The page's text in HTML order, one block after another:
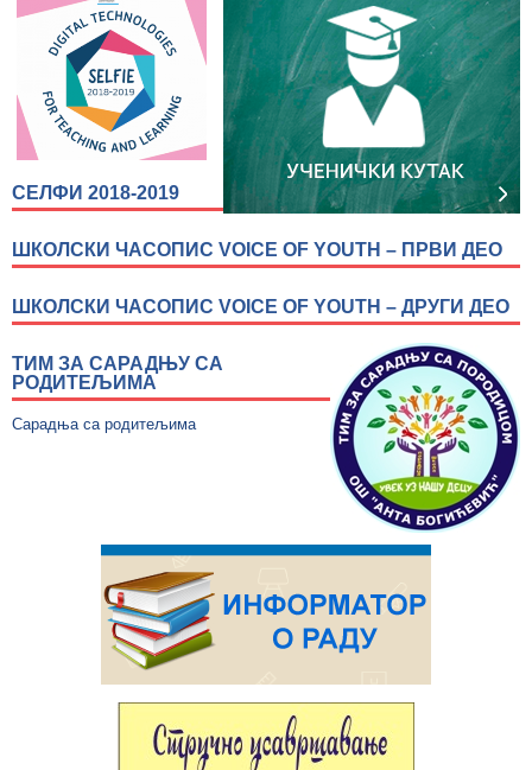
СЕЛФИ 2018-2019
ШКОЛСКИ ЧАСОПИС VOICE OF YOUTH – ПРВИ ДЕО
ШКОЛСКИ ЧАСОПИС VOICE OF YOUTH – ДРУГИ ДЕО
ТИМ ЗА САРАДЊУ СА
РОДИТЕЉИМА
Сарадња са родитељима